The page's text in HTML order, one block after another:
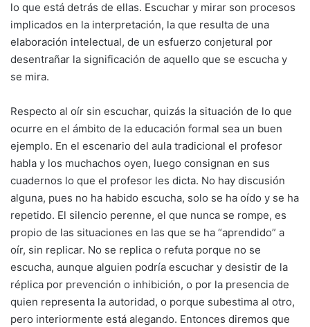
lo que está detrás de ellas. Escuchar y mirar son procesos
implicados en la interpretación, la que resulta de una
elaboración intelectual, de un esfuerzo conjetural por
desentrañar la significación de aquello que se escucha y
se mira.
Respecto al oír sin escuchar, quizás la situación de lo que
ocurre en el ámbito de la educación formal sea un buen
ejemplo. En el escenario del aula tradicional el profesor
habla y los muchachos oyen, luego consignan en sus
cuadernos lo que el profesor les dicta. No hay discusión
alguna, pues no ha habido escucha, solo se ha oído y se ha
repetido. El silencio perenne, el que nunca se rompe, es
propio de las situaciones en las que se ha “aprendido” a
oír, sin replicar. No se replica o refuta porque no se
escucha, aunque alguien podría escuchar y desistir de la
réplica por prevención o inhibición, o por la presencia de
quien representa la autoridad, o porque subestima al otro,
pero interiormente está alegando. Entonces diremos que